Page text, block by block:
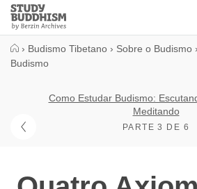
Close
Study
Buddhism
› Budismo Tibetano › Sobre o Budismo ›
Budismo
Como Estudar Budismo:
Meditando
PARTE 3 DE 6